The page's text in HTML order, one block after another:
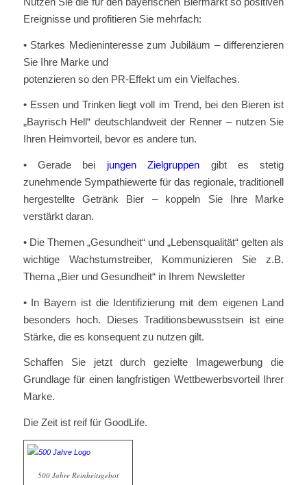
Ereignisse und profitieren Sie mehrfach:
• Starkes Medieninteresse zum Jubiläum – differenzieren
Sie Ihre Marke und
potenzieren so den PR-Effekt um ein Vielfaches.
• Essen und Trinken liegt voll im Trend, bei den Bieren ist
„Bayrisch Hell“ deutschlandweit der Renner – nutzen Sie
Ihren Heimvorteil, bevor es andere tun.
• Gerade bei jungen Zielgruppen gibt es stetig
zunehmende Sympathiewerte für das regionale, traditionell
hergestellte Getränk Bier – koppeln Sie Ihre Marke
verstärkt daran.
• Die Themen „Gesundheit“ und „Lebensqualität“ gelten als
wichtige Wachstumstreiber, Kommunizieren Sie z.B.
Thema „Bier und Gesundheit“ in Ihrem Newsletter
• In Bayern ist die Identifizierung mit dem eigenen Land
besonders hoch. Dieses Traditionsbewusstsein ist eine
Stärke, die es konsequent zu nutzen gilt.
Schaffen Sie jetzt durch gezielte Imagewerbung die
Grundlage für einen langfristigen Wettbewerbsvorteil Ihrer
Marke.
Die Zeit ist reif für GoodLife.
500 Jahre Reinheitsgebot